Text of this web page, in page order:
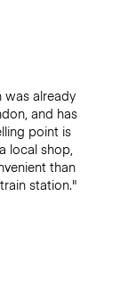
was already
and has
point is
local shop,
than
station."